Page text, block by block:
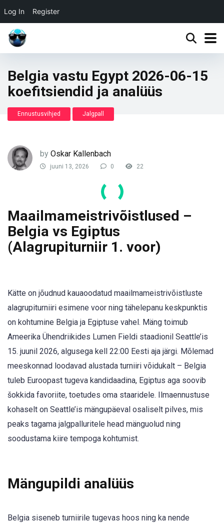
Log In Register
Belgia vastu Egypt 2026-06-15
koefitsiendid ja analüüs
Ennustusvihjed Jalgpall
by Oskar Kallenbach
juuni 13, 2026 0 22
Maailmameistrivõistlused –
Belgia vs Egiptus
(Alagrupiturniir 1. voor)
Kätte on jõudnud kauaoodatud maailmameistrivõistluste
alagrupiturniiri esimene voor ning tähelepanu keskpunktis
on kohtumine Belgia ja Egiptuse vahel. Mäng toimub
Ameerika Ühendriikides Lumen Fieldi staadionil Seattle’is
15. juunil 2026, algusega kell 22:00 Eesti aja järgi. Mõlemad
meeskonnad loodavad alustada turniiri võidukalt – Belgia
tuleb Euroopast tugeva kandidaadina, Egiptus aga soovib
šokkida favoriite, toetudes oma staaridele. Ilmaennustuse
kohaselt on Seattle’is mängupäeval osaliselt pilves, mis
peaks tagama jalgpalluritele head mänguolud ning
soodustama kiire tempoga kohtumist.
Mängupildi analüüs
Belgia siseneb turniirile tugevas hoos ning ka nende